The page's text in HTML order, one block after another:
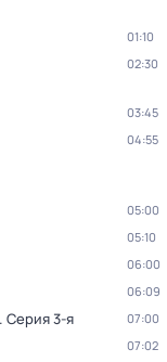
01:10
02:30
03:45
04:55
. Серия 3-я
05:00
05:10
06:00
06:09
07:00
07:02